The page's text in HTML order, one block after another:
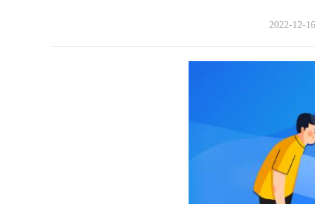
2022-12-